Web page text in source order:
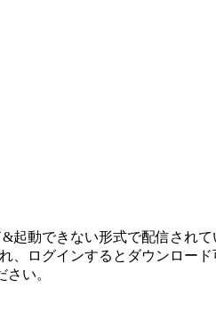
動できない形式で配信されて
ログインするとダウンロード
い。